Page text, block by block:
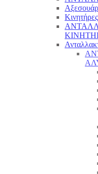
Κινητήρες